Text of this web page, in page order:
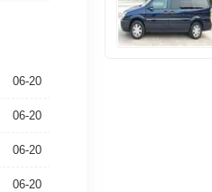
06-20
06-20
06-20
06-20